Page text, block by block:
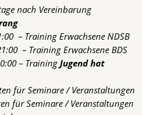
nach Vereinbarung
– Training Erwachsene NDSB
– Training Erwachsene BDS
– Training Jugend hat
für Seminare / Veranstaltungen
für Seminare / Veranstaltungen